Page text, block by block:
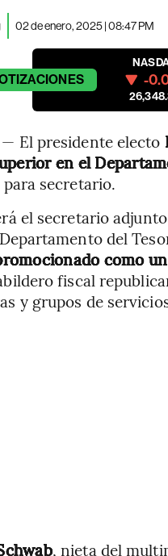
02 de enero, 2025 | 08:47 PM
-
El presidente electo
en el
secretario.
el secretario
del
como
fiscal
y grupos de
, nieta del